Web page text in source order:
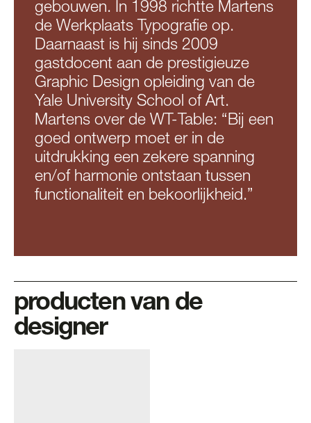
gebouwen. In 1998 richtte Martens
de Werkplaats Typografie op.
Daarnaast is hij sinds 2009
gastdocent aan de prestigieuze
Graphic Design opleiding van de
Yale University School of Art.
Martens over de WT-Table: “Bij een
goed ontwerp moet er in de
uitdrukking een zekere spanning
en/of harmonie ontstaan tussen
functionaliteit en bekoorlijkheid.”
producten van de
designer